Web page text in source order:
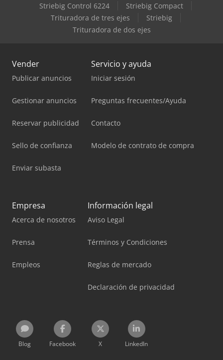
Striebig Control 6224
Striebig Compact
Trituradora de tres ejes
Striebig
Trituradora de dos ejes
Vender
Publicar anuncios
Gestionar anuncios
Reservar publicidad
Sello de confianza
Enviar subasta
Servicio y ayuda
Iniciar sesión
Preguntas frecuentes/Ayuda
Contacto
Modelo de contrato de compra
Empresa
Acerca de nosotros
Prensa
Empleos
Información legal
Aviso Legal
Términos y Condiciones
Reglas de mercado
Declaración de privacidad
Blog Facebook X LinkedIn